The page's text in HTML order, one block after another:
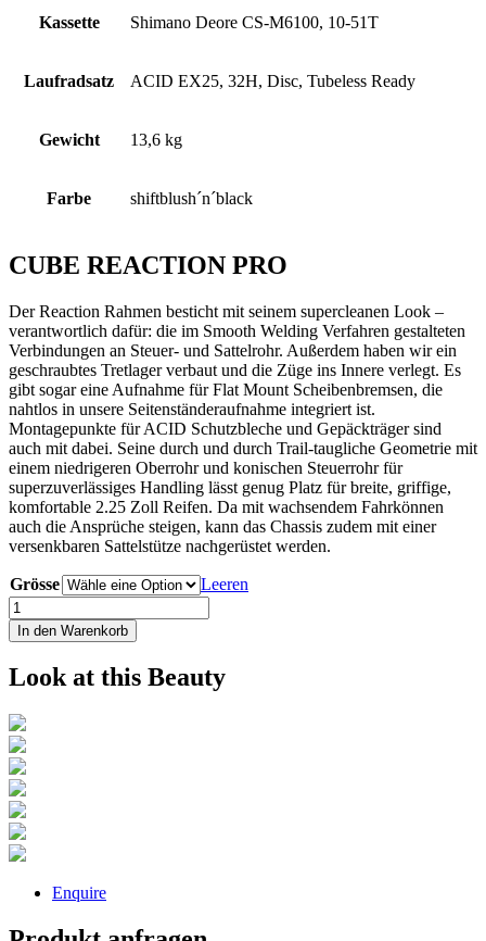
Kassette Shimano Deore CS-M6100, 10-51T
Laufradsatz ACID EX25, 32H, Disc, Tubeless Ready
Gewicht 13,6 kg
Farbe shiftblush´n´black
CUBE REACTION PRO
Der Reaction Rahmen besticht mit seinem supercleanen Look –
verantwortlich dafür: die im Smooth Welding Verfahren gestalteten
Verbindungen an Steuer- und Sattelrohr. Außerdem haben wir ein
geschraubtes Tretlager verbaut und die Züge ins Innere verlegt. Es
gibt sogar eine Aufnahme für Flat Mount Scheibenbremsen, die
nahtlos in unsere Seitenständeraufnahme integriert ist.
Montagepunkte für ACID Schutzbleche und Gepäckträger sind
auch mit dabei. Seine durch und durch Trail-taugliche Geometrie mit
einem niedrigeren Oberrohr und konischen Steuerrohr für
superzuverlässiges Handling lässt genug Platz für breite, griffige,
komfortable 2.25 Zoll Reifen. Da mit wachsendem Fahrkönnen
auch die Ansprüche steigen, kann das Chassis zudem mit einer
versenkbaren Sattelstütze nachgerüstet werden.
Grösse
Leeren
CUBE
REACTION
PRO
Menge
In den Warenkorb
Look at this Beauty
Enquire